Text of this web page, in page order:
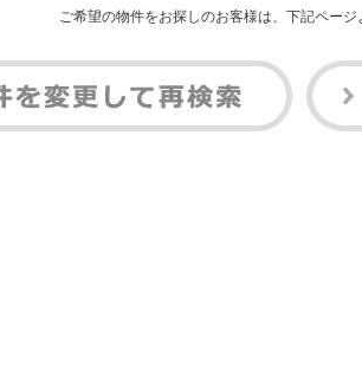
ご希望の物件をお探しのお客様は、下記ページ